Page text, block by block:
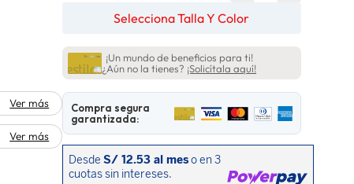
Ver más
Ver más
Selecciona Talla Y Color
¡Un mundo de beneficios para ti!
¿Aún no la tienes? ¡Solicítala aquí!
Compra segura
garantizada: